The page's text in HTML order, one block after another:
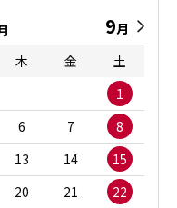
9月
木 金
土
1
6 7
8
13 14
15
20 21 22